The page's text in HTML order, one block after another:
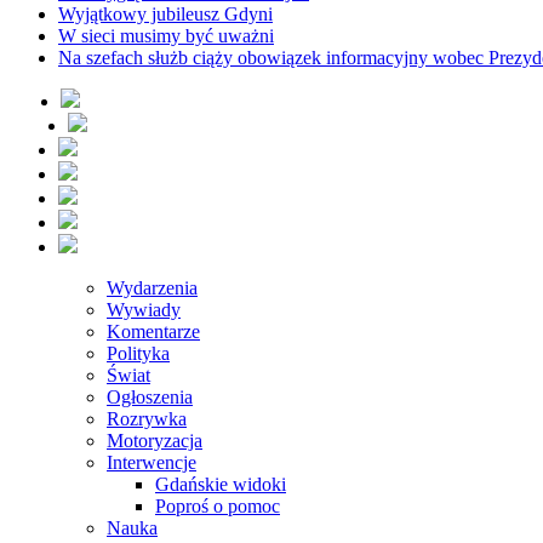
Wyjątkowy jubileusz Gdyni
W sieci musimy być uważni
Na szefach służb ciąży obowiązek informacyjny wobec
Wydarzenia
Wywiady
Komentarze
Polityka
Świat
Ogłoszenia
Rozrywka
Motoryzacja
Interwencje
Gdańskie widoki
Poproś o pomoc
Nauka